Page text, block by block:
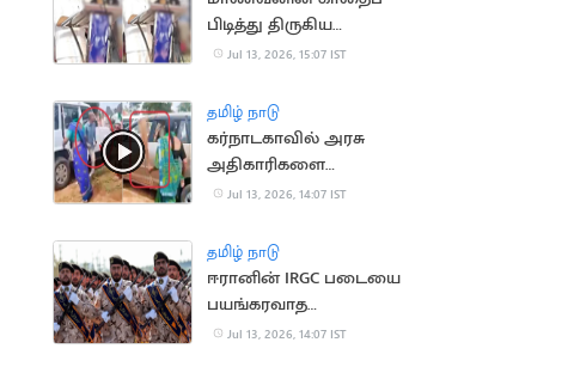
பிடித்து திருகிய
முன்னாள் அமைச்சர்
Jul 13, 2026, 15:07 IST
தமிழ் நாடு
கர்நாடகாவில் அரசு
அதிகாரிகளை
துடைப்பத்தால்
Jul 13, 2026, 14:07 IST
தமிழ் நாடு
ஈரானின் IRGC படையை
பயங்கரவாத
அமைப்பாக அறிவித்தது
Jul 13, 2026, 14:07 IST